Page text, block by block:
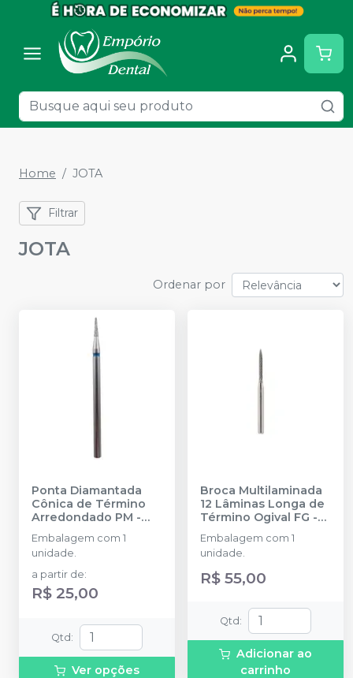
Home JOTA
Filtrar
JOTA
Ordenar por
Ponta Diamantada
Cônica de Término
Arredondado PM -
JOTA
Embalagem com 1
unidade.
a partir de:
R$ 25,00
Qtd :
Ver opções
Broca Multilaminada
12 Lâminas Longa de
Término Ogival FG -
N° C48L
Embalagem com 1
unidade.
R$ 55,00
Qtd :
Adicionar ao
carrinho